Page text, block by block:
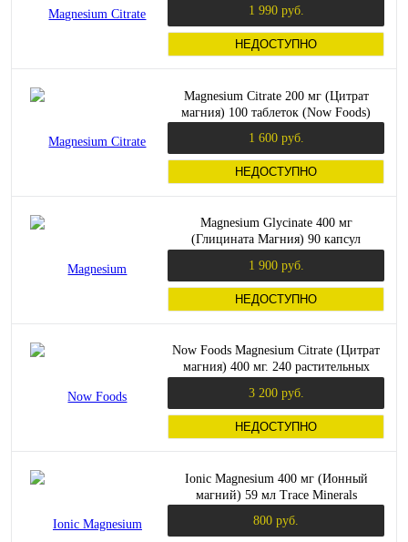
1 990 руб.
НЕДОСТУПНО
Magnesium Citrate 200 мг (Цитрат
магния) 100 таблеток (Now Foods)
1 600 руб.
НЕДОСТУПНО
Magnesium Glycinate 400 мг
(Глицината Магния) 90 капсул
1 900 руб.
НЕДОСТУПНО
Now Foods Magnesium Citrate (Цитрат
магния) 400 мг. 240 растительных
3 200 руб.
НЕДОСТУПНО
Ionic Magnesium 400 мг (Ионный
магний) 59 мл Trace Minerals
800 руб.